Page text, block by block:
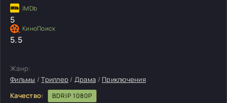
5
5.5
Жанр:
Фильмы /Триллер / Драма / Приключения
Качество:
BDRIP 1080P